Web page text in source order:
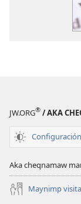
JW.ORG® / AKA
Aka cheqnamaw
Maynimp